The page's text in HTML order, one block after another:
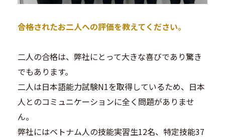
―――合格されたお二人への評価を教えてください。
二人の合格は、弊社にとって大きな喜びであり驚き
でもあります。
二人は日本語能力試験N1を取得しているため、日本
人とのコミュニケーションに全く問題がありませ
ん。
弊社にはベトナム人の技能実習生12名、特定技能37